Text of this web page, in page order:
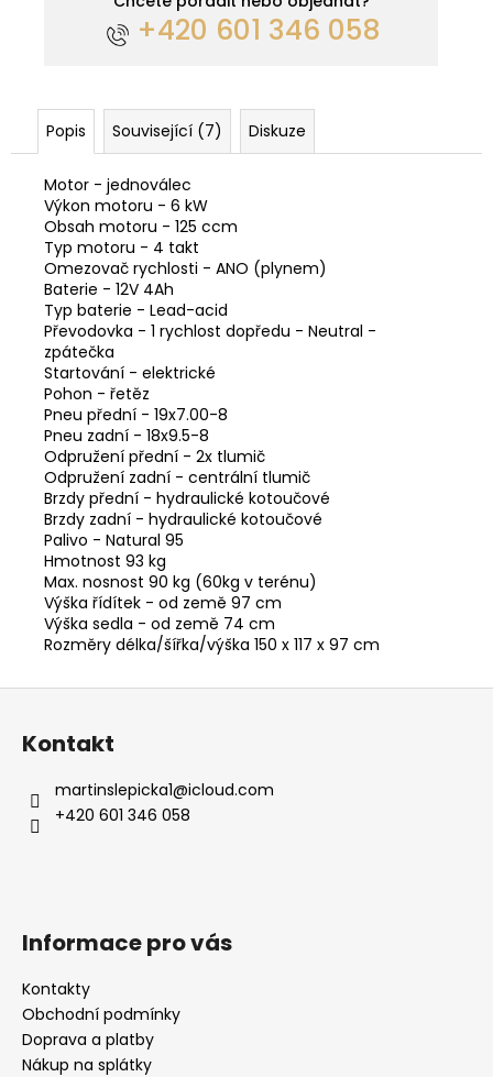
+420 601 346 058
Popis Související (7) Diskuze
Motor - jednoválec
Výkon motoru - 6 kW
Obsah motoru - 125 ccm
Typ motoru - 4 takt
Omezovač rychlosti - ANO (plynem)
Baterie - 12V 4Ah
Typ baterie - Lead-acid
Převodovka - 1 rychlost dopředu - Neutral -
zpátečka
Startování - elektrické
Pohon - řetěz
Pneu přední - 19x7.00-8
Pneu zadní - 18x9.5-8
Odpružení přední - 2x tlumič
Odpružení zadní - centrální tlumič
Brzdy přední - hydraulické kotoučové
Brzdy zadní - hydraulické kotoučové
Palivo - Natural 95
Hmotnost 93 kg
Max. nosnost 90 kg (60kg v terénu)
Výška řídítek - od země 97 cm
Výška sedla - od země 74 cm
Rozměry délka/šířka/výška 150 x 117 x 97 cm
Z
Kontakt
martinslepicka1@icloud.com
+420 601 346 058
Informace pro vás
Kontakty
Obchodní podmínky
Doprava a platby
Nákup na splátky